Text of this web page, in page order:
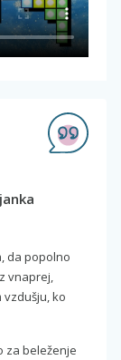
da popolno
vnaprej,
vzdušju, ko
za beleženje